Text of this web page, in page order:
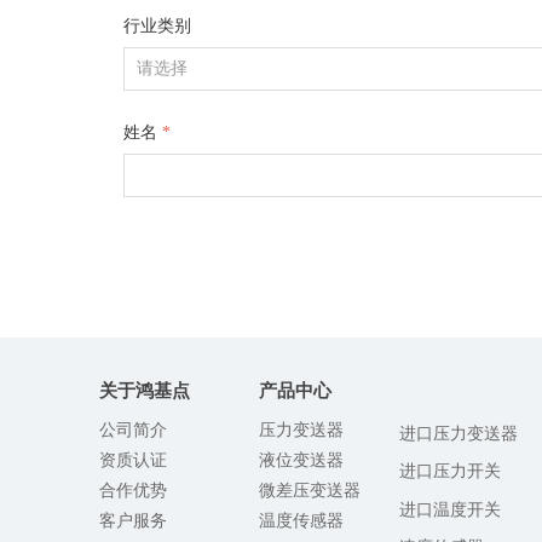
行业类别
姓名 *
关于鸿基点
产品中心
公司简介
资质认证
合作优势
客户服务
压力变送器
液位变送器
微差压变送器
温度传感器
进口压力变送器
进口压力开关
进口温度开关